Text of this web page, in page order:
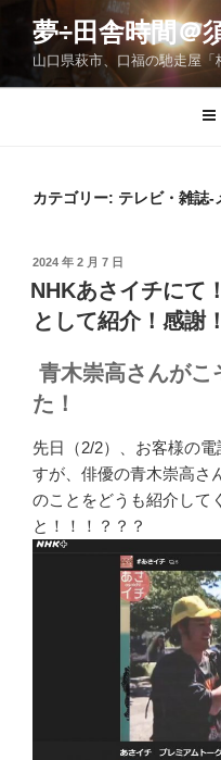
ン
夢÷田舎時間＠
山口県萩市、口福の馳走屋
カテゴリー: テレビ・雑誌-
投
稿
日:
2024 年 2 月 7 日
NHKあさイチにて
として紹介！感謝！
青木崇高さんがこ
た！
先日（2/2）、お客様の
すが、俳優の青木崇高さ
のことをどうも紹介して
と！！！？？？